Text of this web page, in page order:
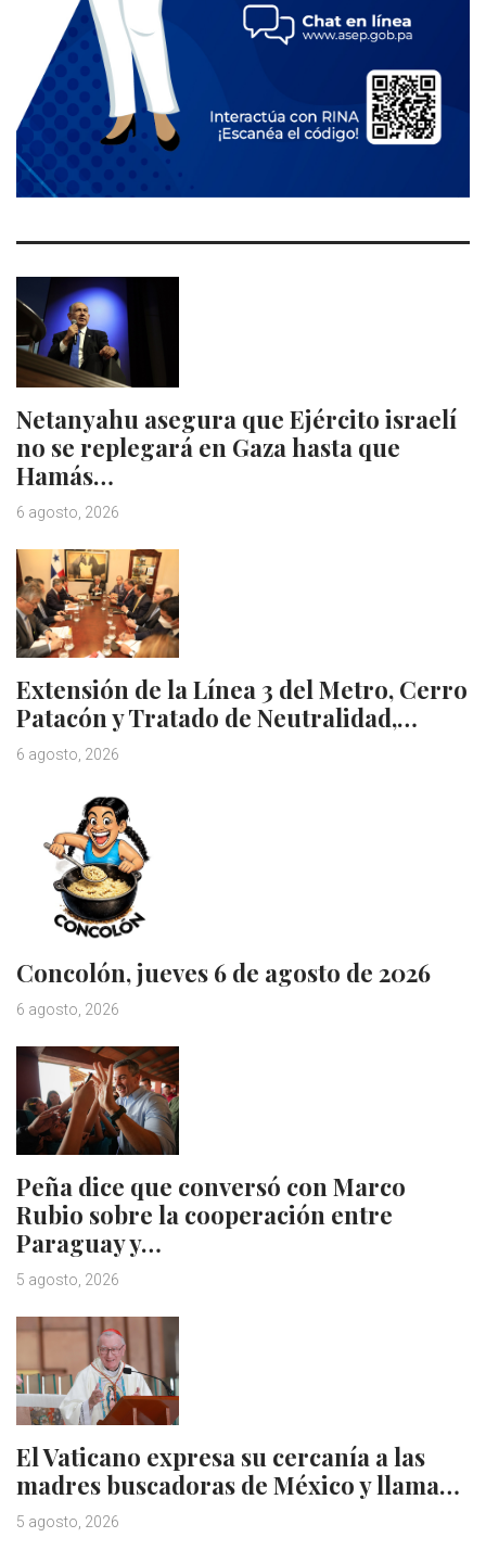
Netanyahu asegura que Ejército israelí
no se replegará en Gaza hasta que
Hamás…
6 agosto, 2026
Extensión de la Línea 3 del Metro, Cerro
Patacón y Tratado de Neutralidad,…
6 agosto, 2026
Concolón, jueves 6 de agosto de 2026
6 agosto, 2026
Peña dice que conversó con Marco
Rubio sobre la cooperación entre
Paraguay y…
5 agosto, 2026
El Vaticano expresa su cercanía a las
madres buscadoras de México y llama…
5 agosto, 2026